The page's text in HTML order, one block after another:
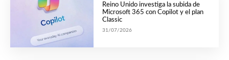
Reino Unido investiga la subida de
Microsoft 365 con Copilot y el plan
Classic
31/07/2026